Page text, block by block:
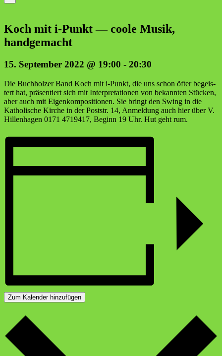
Koch mit i‑Punkt — coo­le Musik,
handgemacht
15. September 2022 @ 19:00 - 20:30
Die Buch­hol­zer Band Koch mit i‑Punkt, die uns schon öfter begeis­
tert hat, prä­sen­tiert sich mit Inter­pre­ta­tio­nen von bekann­ten Stü­cken,
aber auch mit Eigen­kom­po­si­tio­nen. Sie bringt den Swing in die
Katho­li­sche Kir­che in der Post­str. 14, Anmel­dung auch hier über V.
Hil­len­ha­gen 0171 4719417, Beginn 19 Uhr. Hut geht rum.
Zum Kalender hinzufügen